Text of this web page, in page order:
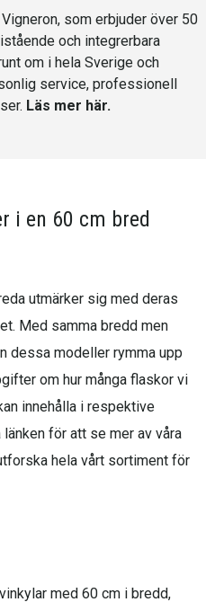
som erbjuder över 50
och integrerbara
om i hela Sverige och
service, professionell
Läs mer här.
i en 60 cm bred
utmärker sig med deras
Med samma bredd men
dessa modeller rymma upp
om hur många flaskor vi
innehålla i respektive
för att se mer av våra
hela vårt sortiment för
med 60 cm i bredd,